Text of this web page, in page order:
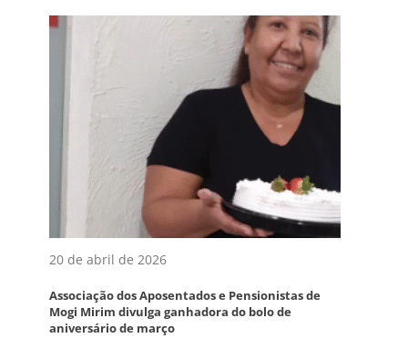
20 de abril de 2026
Associação dos Aposentados e Pensionistas de
Mogi Mirim divulga ganhadora do bolo de
aniversário de março